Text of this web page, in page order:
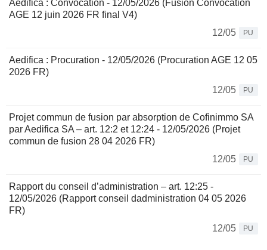
Aedifica : Convocation - 12/05/2026 (Fusion Convocation
AGE 12 juin 2026 FR final V4)
12/05
PU
Aedifica : Procuration - 12/05/2026 (Procuration AGE 12 05
2026 FR)
12/05
PU
Projet commun de fusion par absorption de Cofinimmo SA
par Aedifica SA – art. 12:2 et 12:24 - 12/05/2026 (Projet
commun de fusion 28 04 2026 FR)
12/05
PU
Rapport du conseil d’administration – art. 12:25 -
12/05/2026 (Rapport conseil dadministration 04 05 2026
FR)
12/05
PU